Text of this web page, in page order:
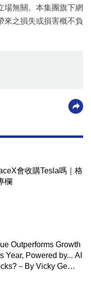
場無關。本集團旗下網
來之損失或損害概不負
會收購Tesla嗎｜格
欄
Outperforms Growth
Year, Powered by... AI
－By Vicky Ge